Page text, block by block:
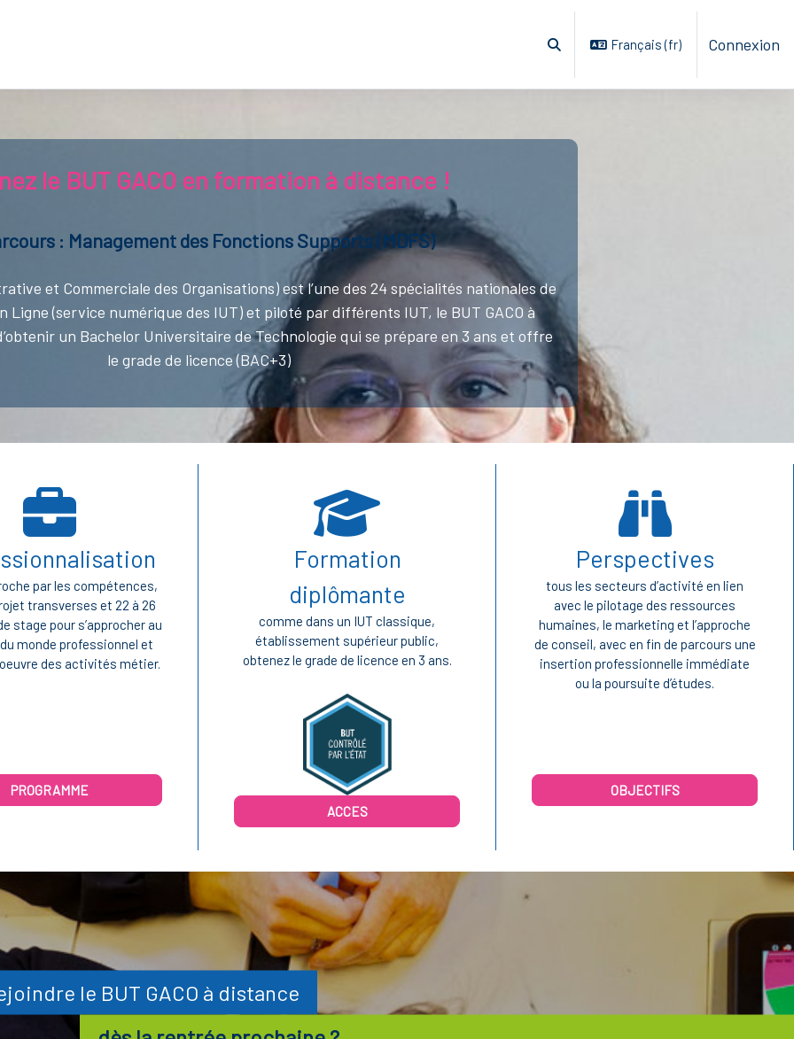
Activer/désactiver la saisie de recherche
Français ‎(fr)‎ Connexion
le BUT GACO en formation à distance !
: Management des Fonctions Supports (MDFS)
et Commerciale des Organisations) est l’une des 24 spécialités nationales de
Ligne (service numérique des IUT) et piloté par différents IUT, le BUT GACO à
un Bachelor Universitaire de Technologie qui se prépare en 3 ans et offre
le grade de licence (BAC+3)
par les compétences,
transverses et 22 à 26
stage pour s’approcher au
monde professionnel et
des activités métier.
PROGRAMME
Formation
diplômante
comme dans un IUT classique,
établissement supérieur public,
obtenez le grade de licence en 3 ans.
ACCES
Perspectives
tous les secteurs d’activité en lien
avec le pilotage des ressources
humaines, le marketing et l’approche
de conseil, avec en fin de parcours une
insertion professionnelle immédiate
ou la poursuite d’études.
OBJECTIFS
le BUT GACO à distance